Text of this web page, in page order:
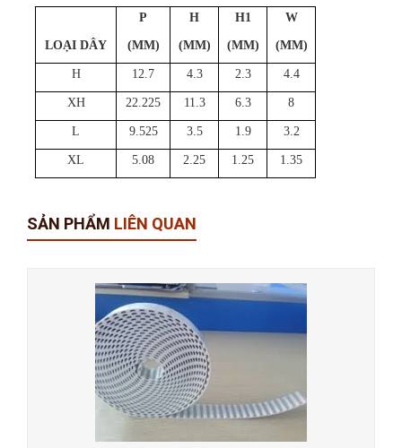
LOẠI DÂY
P
(MM)
H
(MM)
H1
(MM)
W
(MM)
H 12.7 4.3 2.3 4.4
XH 22.225 11.3 6.3 8
L 9.525 3.5 1.9 3.2
XL 5.08 2.25 1.25 1.35
SẢN PHẨM LIÊN QUAN